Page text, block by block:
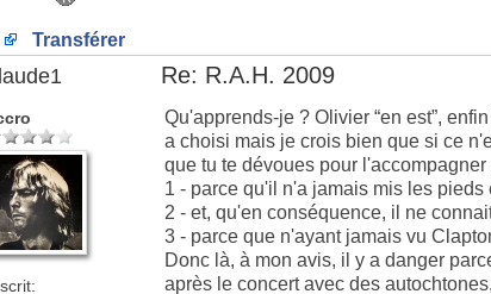
Transférer
Re: R.A.H. 2009
Qu'apprends-je ? Olivier “en est”,
a choisi mais je crois bien que si ce
que tu te dévoues pour l'accompagner
1 - parce qu'il n'a jamais mis les pieds
2 - et, qu'en conséquence, il ne
3 - parce que n'ayant jamais vu
Donc là, à mon avis, il y a danger
après le concert avec des